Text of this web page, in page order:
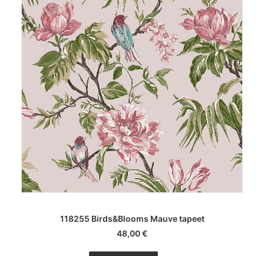
118255 Birds&Blooms Mauve tapeet
48,00€